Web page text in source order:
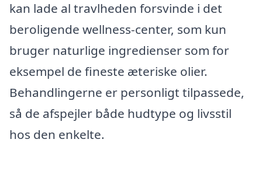
kan lade al travlheden forsvinde i det
beroligende wellness-center, som kun
bruger naturlige ingredienser som for
eksempel de fineste æteriske olier.
Behandlingerne er personligt tilpassede,
så de afspejler både hudtype og livsstil
hos den enkelte.